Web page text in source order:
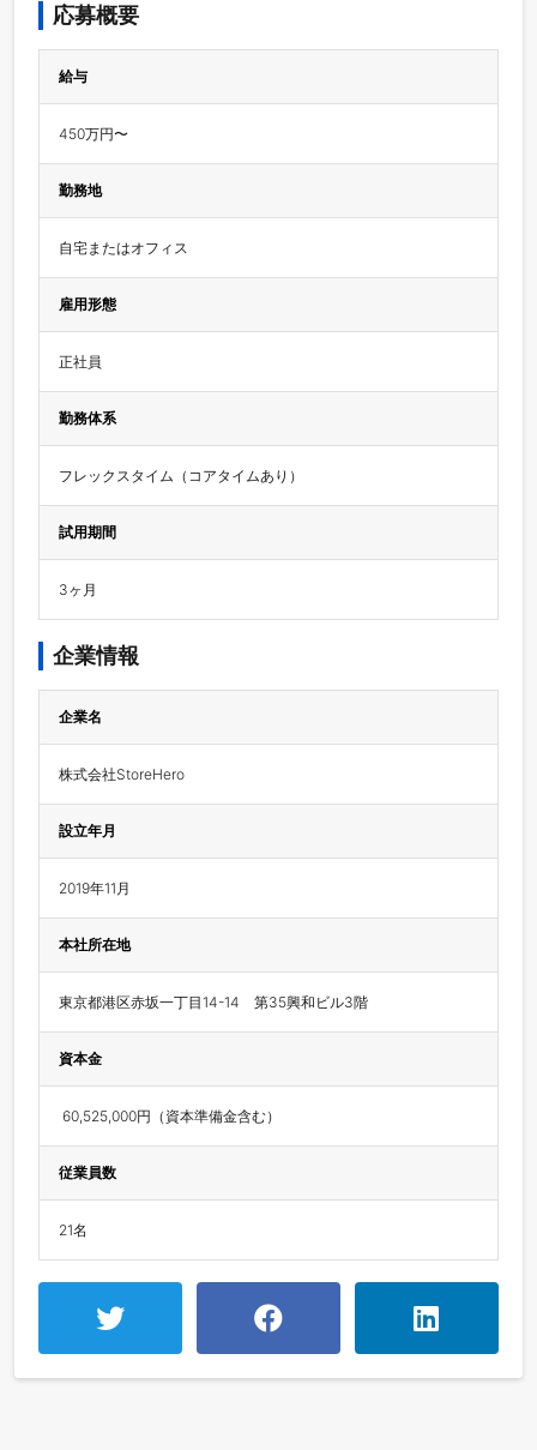
応募概要
給与
450万円〜
勤務地
自宅またはオフィス
雇用形態
正社員
勤務体系
フレックスタイム（コアタイムあり）
試用期間
3ヶ月
企業情報
企業名
株式会社StoreHero
設立年月
2019年11月
本社所在地
東京都港区赤坂一丁目14-14　第35興和ビル3階
資本金
60,525,000円（資本準備金含む）
従業員数
21名